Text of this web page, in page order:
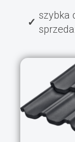
szybka